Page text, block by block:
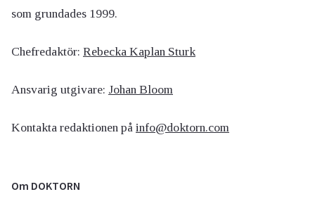
som grundades 1999.
Chefredaktör: Rebecka Kaplan Sturk
Ansvarig utgivare: Johan Bloom
Kontakta redaktionen på info@doktorn.com
Om DOKTORN